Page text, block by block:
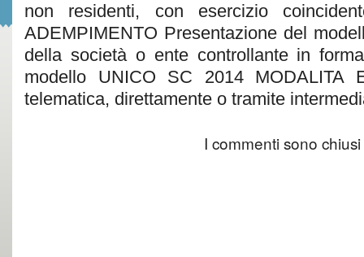
non residenti, con esercizio
ADEMPIMENTO Presentazione del
della società o ente controllante in
modello UNICO SC 2014 MODALITA
telematica, direttamente o tramite
I commenti sono chiusi